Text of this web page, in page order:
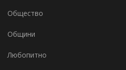
Общество
Общини
Любопитно